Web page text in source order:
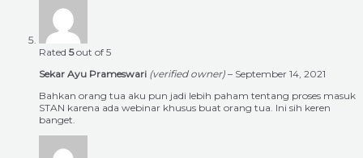
Rated 5out of 5
Sekar Ayu Prameswari (verified owner) – September 14, 2021
Bahkan orang tua aku pun jadi lebih paham tentang proses masuk
STAN karena ada webinar khusus buat orang tua. Ini sih keren
banget.